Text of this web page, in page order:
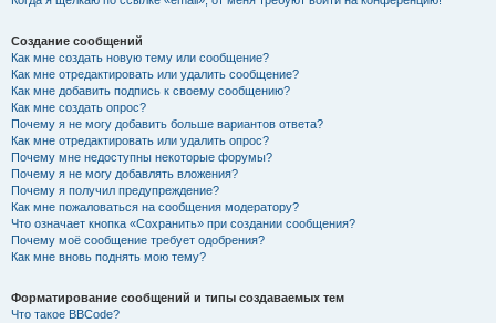
Создание сообщений
Как мне создать новую тему или сообщение?
Как мне отредактировать или удалить сообщение?
Как мне добавить подпись к своему сообщению?
Как мне создать опрос?
Почему я не могу добавить больше вариантов ответа?
Как мне отредактировать или удалить опрос?
Почему мне недоступны некоторые форумы?
Почему я не могу добавлять вложения?
Почему я получил предупреждение?
Как мне пожаловаться на сообщения модератору?
Что означает кнопка «Сохранить» при создании сообщения?
Почему моё сообщение требует одобрения?
Как мне вновь поднять мою тему?
Форматирование сообщений и типы создаваемых тем
Что такое BBCode?